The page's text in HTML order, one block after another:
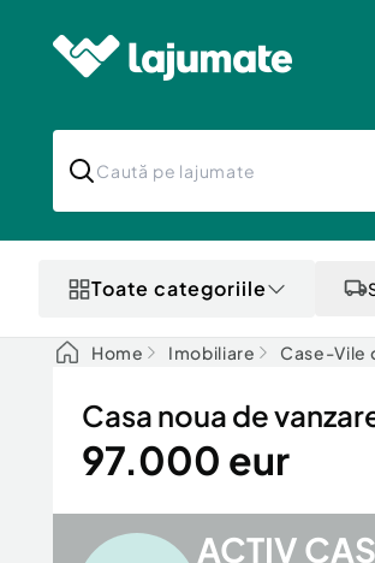
Toate categoriile
Home Imobiliare Case-Vile
Casa noua de
97.000 eur
ACTIV